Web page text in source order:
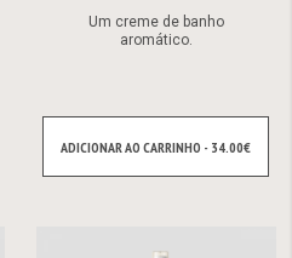
Um creme de banho
aromático.
ADICIONAR AO CARRINHO - 34.00€